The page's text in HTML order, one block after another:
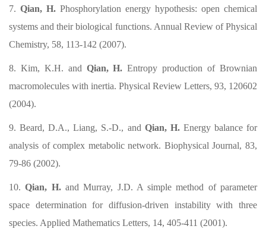
7. Qian, H. Phosphorylation energy hypothesis: open chemical
systems and their biological functions. Annual Review of Physical
Chemistry, 58, 113-142 (2007).
8. Kim, K.H. and Qian, H. Entropy production of Brownian
macromolecules with inertia. Physical Review Letters, 93, 120602
(2004).
9. Beard, D.A., Liang, S.-D., and Qian, H.Energy balance for
analysis of complex metabolic network. Biophysical Journal, 83,
79-86 (2002).
10. Qian, H.and Murray, J.D. A simple method of parameter
space determination for diffusion-driven instability with three
species. Applied Mathematics Letters, 14, 405-411 (2001).